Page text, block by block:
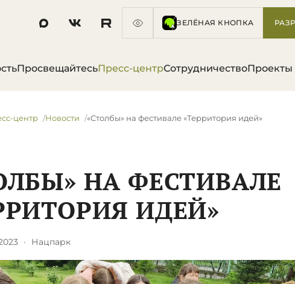
ЗЕЛЁНАЯ КНОПКА
ПросвещайтесьПресс-центрСотрудничествоПроекты
центр Новости «Столбы» на фестивале «Территория идей»
НА ФЕСТИВАЛЕ
ИДЕЙ»
· Нацпарк